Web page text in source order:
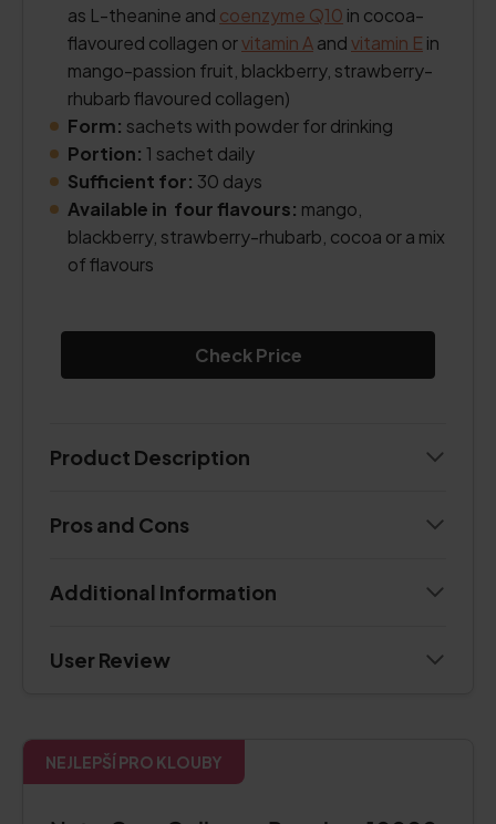
as L-theanine and coenzyme Q10 in cocoa-
flavoured collagen orvitamin Aandvitamin E in
mango-passion fruit, blackberry, strawberry-
rhubarb flavoured collagen)
Form: sachets with powder for drinking
Portion: 1 sachet daily
Sufficient for: 30 days
Available in four flavours: mango,
blackberry, strawberry-rhubarb, cocoa or a mix
of flavours
Check Price
Product Description
Pros and Cons
Additional Information
User Review
NEJLEPŠÍ PRO KLOUBY